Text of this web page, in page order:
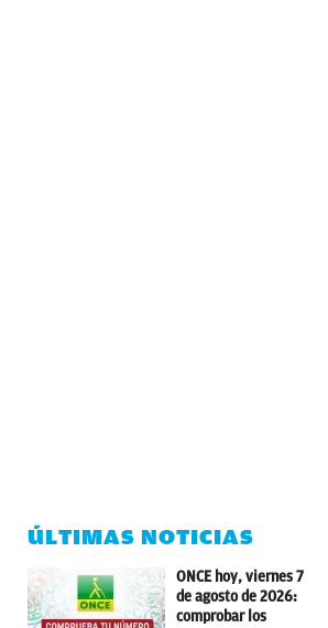
ÚLTIMAS NOTICIAS
ONCE hoy, viernes 7
de agosto de 2026:
comprobar los